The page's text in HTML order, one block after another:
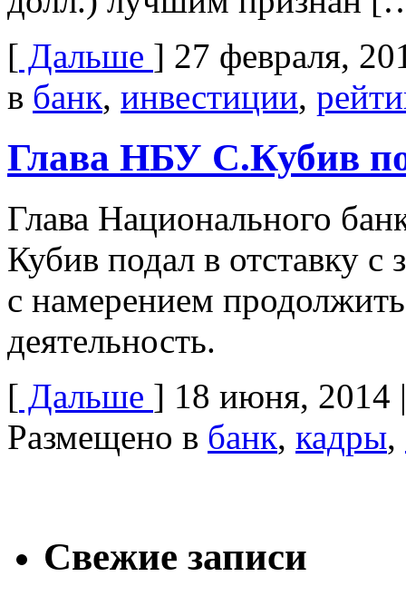
[ Дальше ] 27 февраля,
в банк, инвестиции,
Глава НБУ С.Кубив
Глава Национального
Кубив подал в отставку
с намерением
деятельность.
[ Дальше ] 18 июня, 2014
Размещено в банк, кадры,
Свежие записи